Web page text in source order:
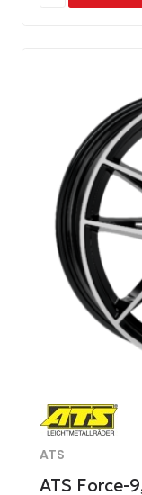
ATS
ATS Force-